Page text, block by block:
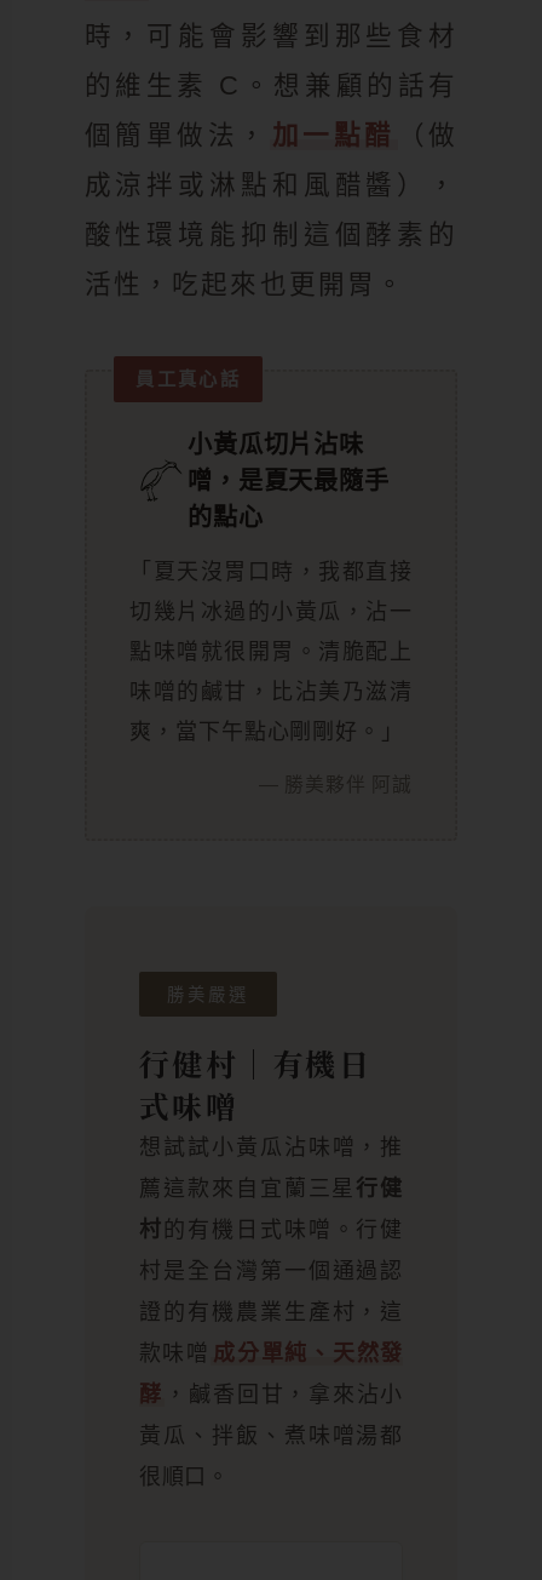
時，可能會影響到那些食材
的維生素 C。想兼顧的話有
個簡單做法，
加一點醋
（做
成涼拌或淋點和風醋醬），
酸性環境能抑制這個酵素的
活性，吃起來也更開胃。
員工真心話
小黃瓜切片沾味
噌，是夏天最隨手
的點心
「夏天沒胃口時，我都直接
切幾片冰過的小黃瓜，沾一
點味噌就很開胃。清脆配上
味噌的鹹甘，比沾美乃滋清
爽，當下午點心剛剛好。」
— 勝美夥伴 阿誠
勝美嚴選
行健村｜有機日
式味噌
想試試小黃瓜沾味噌，推
薦這款來自宜蘭三星 行健
村 的有機日式味噌。行健
村是全台灣第一個通過認
證的有機農業生產村，這
款味噌 成分單純、天然發
酵 ，鹹香回甘，拿來沾小
黃瓜、拌飯、煮味噌湯都
很順口。